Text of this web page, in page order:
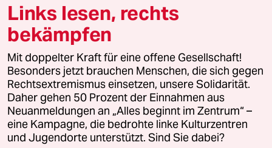
© 2026 taz Verlags und Vertriebs GmbH
Alle Rechte vorbehalten. Bei rechtlichen Fragen oder für Genehmigungen
wenden Sie sich bitte an lizenzen@taz.de
Feedback Redaktionsstatut Kommune-Richtlinien
Leitlinie Informant Datenschutz Impressum AGB
Links lesen, rechts
bekämpfen
Mit doppelter Kraft für eine offene Gesellschaft!
Besonders jetzt brauchen Menschen, die sich gegen
Rechtsextremismus einsetzen, unsere Solidarität.
Daher gehen 50 Prozent der Einnahmen aus
Neuanmeldungen an „Alles beginnt im Zentrum“ –
eine Kampagne, die bedrohte linke Kulturzentren
und Jugendorte unterstützt. Sind Sie dabei?